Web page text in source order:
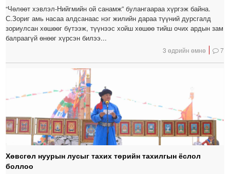
“Чөлөөт хэвлэл-Нийгмийн ой санамж” булангаараа хүргэж байна.
С.Зориг амь насаа алдсанаас нэг жилийн дараа түүний дурсгалд
зориулсан хөшөөг бүтээж, түүнээс хойш хөшөө тийш очих ардын зам
балраагүй өнөөг хүрсэн билээ...
3 өдрийн өмнө 7
Хөвсгөл нуурын лусыг тахих төрийн тахилгын ёслол
боллоо